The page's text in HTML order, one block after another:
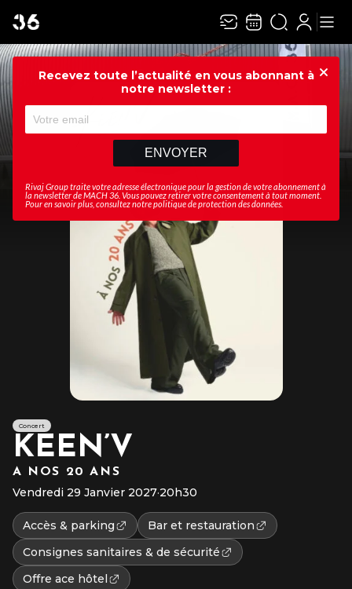
Recevez toute l’actualité en vous abonnant à
notre newsletter :
ENVOYER
Rivaj Group traite votre adresse électronique pour la gestion de votre abonnement à
la newsletter deMACH 36 . Vous pouvez retirer votre consentement à tout moment.
Pour en savoir plus, consultez notrepolitique de protection des données
Concert
KEEN’V
A NOS 20 ANS
Vendredi 29 Janvier 2027·20h30
Accès & parking
Bar et restauration
Consignes sanitaires & de sécurité
Offre ace hôtel